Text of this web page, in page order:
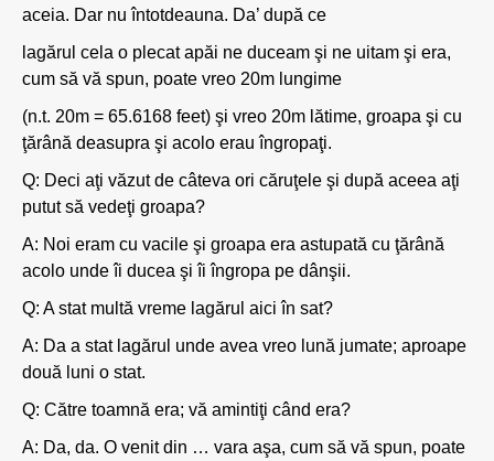
aceia. Dar nu întotdeauna. Da’ după ce
lagărul cela o plecat apăi ne duceam şi ne uitam şi era,
cum să vă spun, poate vreo 20m lungime
(n.t. 20m = 65.6168 feet) şi vreo 20m lătime, groapa şi cu
ţărână deasupra şi acolo erau îngropaţi.
Q: Deci aţi văzut de câteva ori căruţele şi după aceea aţi
putut să vedeţi groapa?
A: Noi eram cu vacile şi groapa era astupată cu ţărână
acolo unde îi ducea şi îi îngropa pe dânşii.
Q: A stat multă vreme lagărul aici în sat?
A: Da a stat lagărul unde avea vreo lună jumate; aproape
două luni o stat.
Q: Către toamnă era; vă amintiţi când era?
A: Da, da. O venit din … vara aşa, cum să vă spun, poate